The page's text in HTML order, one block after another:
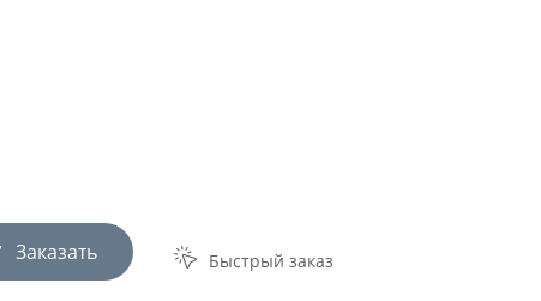
Заказать Быстрый заказ